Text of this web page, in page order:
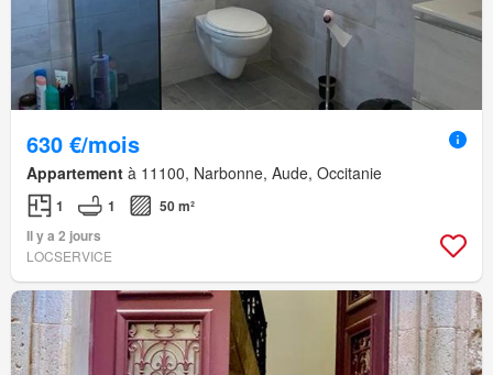
630 €/mois
Appartement à 11100, Narbonne, Aude, Occitanie
1 1
50 m²
Il y a 2 jours
LOCSERVICE